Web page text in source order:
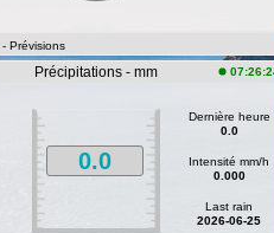
- Prévisions
Précipitations - mm
0.0
Dernière heure
0.0
Intensité mm/h
0.000
Last rain
2026-06-25